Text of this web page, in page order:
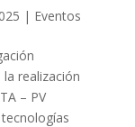
| Eventos
realización
– PV